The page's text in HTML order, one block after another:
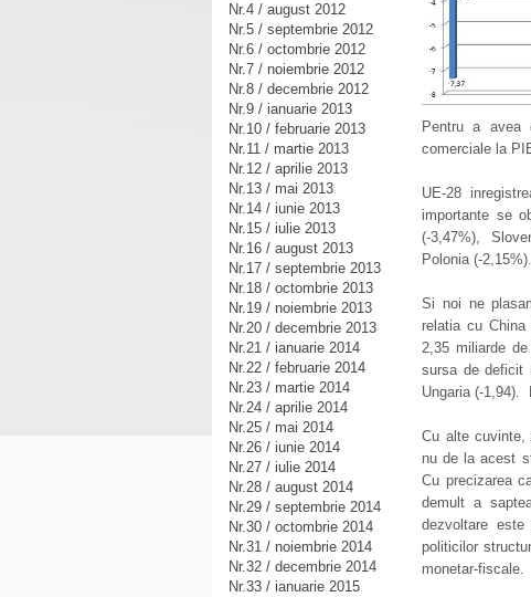
Pentru a avea
comerciale la
UE-28
importante se
(-3,47%),
Polonia (-2,15%).
Si noi ne
relatia cu
2,35 miliarde
sursa de deficit
Ungaria (-1,94).
Cu alte cuvinte,
nu de la acest
Cu precizarea
demult a
dezvoltare
politicilor
monetar-fiscale.
Nr.4 / august 2012
Nr.5 / septembrie 2012
Nr.6 / octombrie 2012
Nr.7 / noiembrie 2012
Nr.8 / decembrie 2012
Nr.9 / ianuarie 2013
Nr.10 / februarie 2013
Nr.11 / martie 2013
Nr.12 / aprilie 2013
Nr.13 / mai 2013
Nr.14 / iunie 2013
Nr.15 / iulie 2013
Nr.16 / august 2013
Nr.17 / septembrie 2013
Nr.18 / octombrie 2013
Nr.19 / noiembrie 2013
Nr.20 / decembrie 2013
Nr.21 / ianuarie 2014
Nr.22 / februarie 2014
Nr.23 / martie 2014
Nr.24 / aprilie 2014
Nr.25 / mai 2014
Nr.26 / iunie 2014
Nr.27 / iulie 2014
Nr.28 / august 2014
Nr.29 / septembrie 2014
Nr.30 / octombrie 2014
Nr.31 / noiembrie 2014
Nr.32 / decembrie 2014
Nr.33 / ianuarie 2015